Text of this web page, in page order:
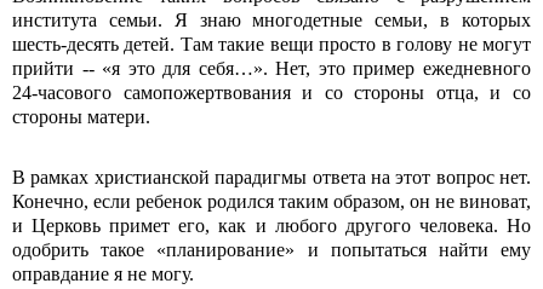
института семьи. Я знаю многодетные семьи, в которых
шесть-десять детей. Там такие вещи просто в голову не могут
прийти -- «я это для себя…». Нет, это пример ежедневного
24-часового самопожертвования и со стороны отца, и со
стороны матери.
В рамках христианской парадигмы ответа на этот вопрос нет.
Конечно, если ребенок родился таким образом, он не виноват,
и Церковь примет его, как и любого другого человека. Но
одобрить такое «планирование» и попытаться найти ему
оправдание я не могу.